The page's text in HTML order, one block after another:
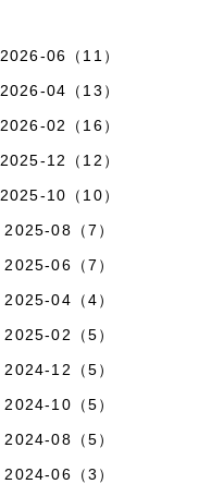
2026-06（11）
2026-04（13）
2026-02（16）
2025-12（12）
2025-10（10）
2025-08（7）
2025-06（7）
2025-04（4）
2025-02（5）
2024-12（5）
2024-10（5）
2024-08（5）
2024-06（3）